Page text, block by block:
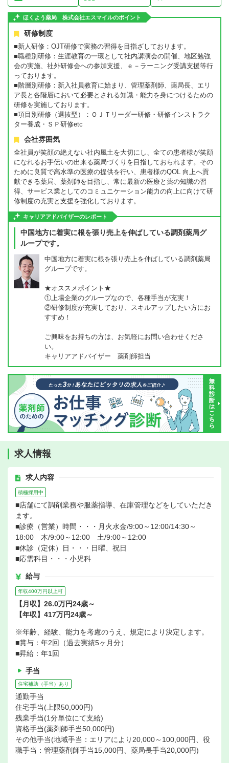
ほくよう薬局 株式会社エスマイルのポイント
研修制度
■新人研修：OJT研修で実務の習得を目指ざしております。
■職種別研修：生涯教育の一環として社内講演会の開催、地区勉強
会の実施、社外研修会への参加支援、ｅ－ラーニング受講支援等行
っております。
■階層別研修：新入社員教育に始まり、管理薬剤師、薬局長、エリ
ア長と各階層において必要とされる知識・能力を身につけるための
研修を実施しております。
■項目別研修（選抜型）：ＯＪＴリーダー研修・研修インストラク
ター養成・ＳＰ研修etc
会社雰囲気
全社員が笑顔の絶えない社内風土を大切にし、全ての患者様が笑顔
になれるお手伝いの出来る薬局づくりを目指しておられます。その
ために良質で高水準の医療の提供を行い、患者様のQOL 向上へ貢
献できる薬局、薬剤師を目指し、常に最新の医療と薬の知識の習
得、サービス業としてのコミュニケーション能力の向上に向けて研
修制度の充実と支援を強化しております。
キャリアアドバイザーのレポート
中国地方に着実に根を張り売上を伸ばしている調剤薬局グ
ループです。
中国地方に着実に根を張り売上を伸ばしている調剤薬局
グループです。
★オススメポイント★
①上場企業のグループなので、各種手当が充実！
②研修制度が充実しており、スキルアップしたい方にお
すすめ！
ご興味をお持ちの方は、お気軽にお問い合わせくださ
い。
キャリアアドバイザー 薬剤師担当
求人情報
求人内容
積極採用中
■店舗にて調剤業務や服薬指導、在庫管理などをしていただき
ます。
■診療（営業）時間・・・月火水金/9:00～12:00/14:30～
18:00 木/9:00～12:00 土/9:00～12:00
■休診（定休）日・・・日曜、祝日
■応需科目・・・小児科
給与
年収400万円以上可
【月収】26.0万円24歳～
【年収】417万円24歳～
※年齢、経験、能力を考慮のうえ、規定により決定します。
■賞与：年2回（過去実績5ヶ月分）
■昇給：年1回
手当
住宅補助（手当）あり
通勤手当
住宅手当(上限50,000円)
残業手当(1分単位にて支給)
資格手当(薬剤師手当50,000円)
その他手当(地域手当：エリアにより20,000～100,000円、役
職手当：管理薬剤師手当15,000円、薬局長手当20,000円)